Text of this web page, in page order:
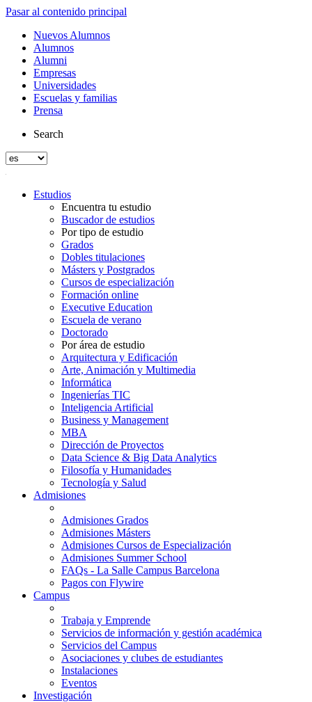
Pasar al contenido principal
Nuevos Alumnos
Alumnos
Alumni
Empresas
Universidades
Escuelas y familias
Prensa
Search
Estudios
Encuentra tu estudio
Buscador de estudios
Por tipo de estudio
Grados
Dobles titulaciones
Másters y Postgrados
Cursos de especialización
Formación online
Executive Education
Escuela de verano
Doctorado
Por área de estudio
Arquitectura y Edificación
Arte, Animación y Multimedia
Informática
Ingenierías TIC
Inteligencia Artificial
Business y Management
MBA
Dirección de Proyectos
Data Science & Big Data Analytics
Filosofía y Humanidades
Tecnología y Salud
Admisiones
Admisiones Grados
Admisiones Másters
Admisiones Cursos de Especialización
Admisiones Summer School
FAQs - La Salle Campus Barcelona
Pagos con Flywire
Campus
Trabaja y Emprende
Servicios de información y gestión académica
Servicios del Campus
Asociaciones y clubes de estudiantes
Instalaciones
Eventos
Investigación